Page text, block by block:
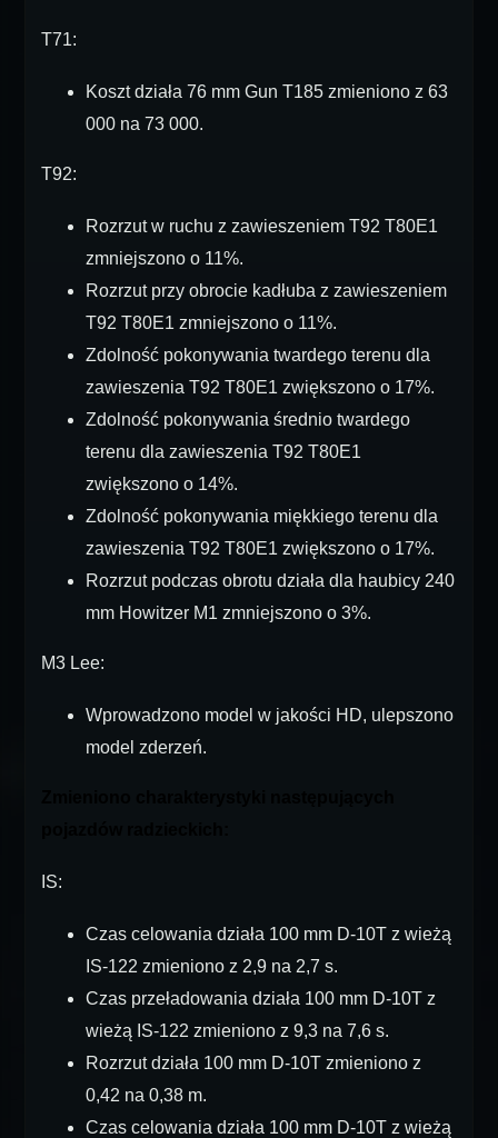
T71:
Koszt działa 76 mm Gun T185 zmieniono z 63
000 na 73 000.
T92:
Rozrzut w ruchu z zawieszeniem T92 T80E1
zmniejszono o 11%.
Rozrzut przy obrocie kadłuba z zawieszeniem
T92 T80E1 zmniejszono o 11%.
Zdolność pokonywania twardego terenu dla
zawieszenia T92 T80E1 zwiększono o 17%.
Zdolność pokonywania średnio twardego
terenu dla zawieszenia T92 T80E1
zwiększono o 14%.
Zdolność pokonywania miękkiego terenu dla
zawieszenia T92 T80E1 zwiększono o 17%.
Rozrzut podczas obrotu działa dla haubicy 240
mm Howitzer M1 zmniejszono o 3%.
M3 Lee:
Wprowadzono model w jakości HD, ulepszono
model zderzeń.
IS:
Czas celowania działa 100 mm D-10T z wieżą
IS-122 zmieniono z 2,9 na 2,7 s.
Czas przeładowania działa 100 mm D-10T z
wieżą IS-122 zmieniono z 9,3 na 7,6 s.
Rozrzut działa 100 mm D-10T zmieniono z
0,42 na 0,38 m.
Czas celowania działa 100 mm D-10Т z wieżą